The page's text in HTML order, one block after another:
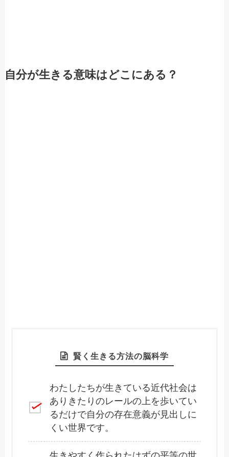
自分が生きる意味はどこにある？
賢く生きる方法の脳科学
わたしたちが生きている近代社会は
ありきたりのレールの上を歩いてい
るだけで自分の存在意義が見出しに
くい世界です。